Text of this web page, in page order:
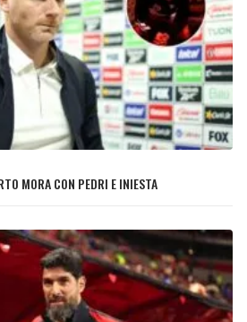
MORA CON PEDRI E INIESTA